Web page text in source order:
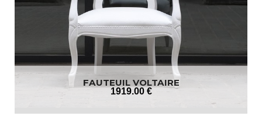
FAUTEUIL VOLTAIRE
1919.00 €